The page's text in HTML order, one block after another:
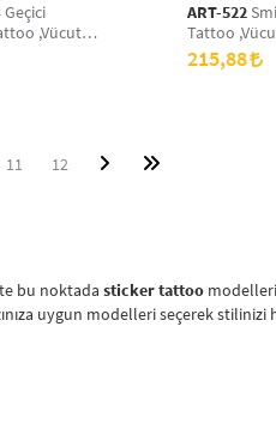
Geçici
,Vücut
ART-522
Tattoo
215,88
11 12
bu noktada sticker tattoo
uygun modelleri seçerek